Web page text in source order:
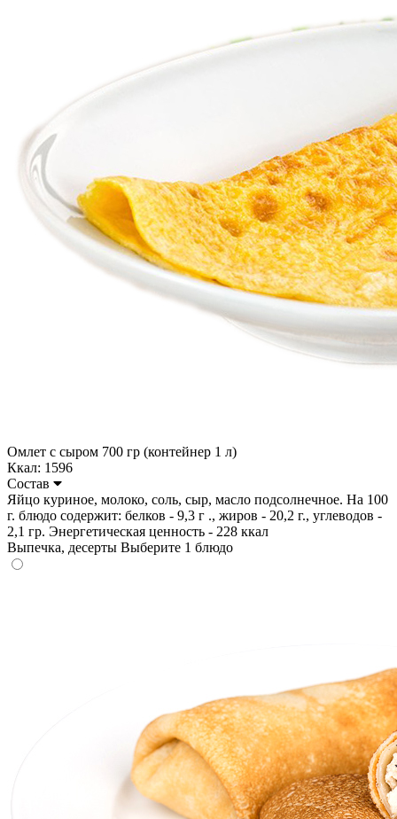
Омлет с сыром 700 гр (контейнер 1 л)
Ккал: 1596
Состав
Яйцо куриное, молоко, соль, сыр, масло подсолнечное. На 100
г. блюдо содержит: белков - 9,3 г ., жиров - 20,2 г., углеводов -
2,1 гр. Энергетическая ценность - 228 ккал
Выпечка, десерты Выберите 1 блюдо